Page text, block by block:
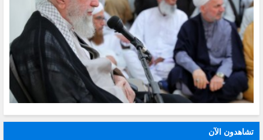
تشاهدون الآن